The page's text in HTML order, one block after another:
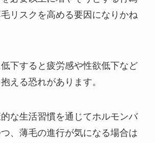
リスクを高める要因になりかね
下すると疲労感や性欲低下など
える恐れがあります。
な生活習慣を通じてホルモンバ
、薄毛の進行が気になる場合は